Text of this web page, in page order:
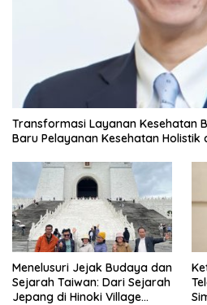
Transformasi Layanan Kesehatan
Baru Pelayanan Kesehatan Holistik
Menelusuri Jejak Budaya dan
Sejarah Taiwan: Dari Sejarah
Jepang di Hinoki Village